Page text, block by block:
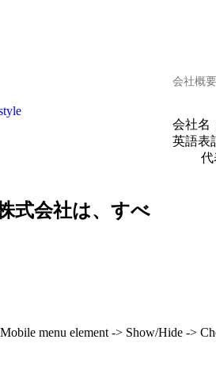
会社概要
会社名
英語表
代
設立
式会社は、すべ
menu element -> Show/Hide ->